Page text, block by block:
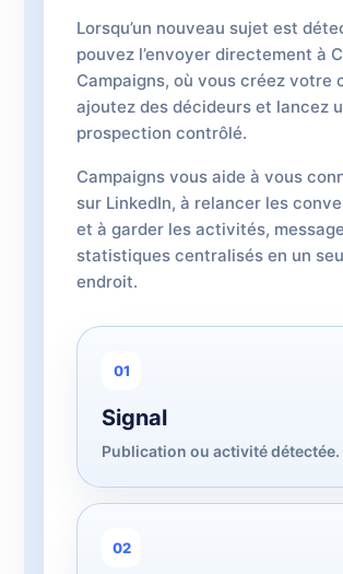
Lorsqu’un nouveau sujet est
pouvez l’envoyer directement à
Campaigns, où vous créez votre
ajoutez des décideurs et lancez
prospection contrôlé.
Campaigns vous aide à vous
sur LinkedIn, à relancer les
et à garder les activités,
statistiques centralisés en un
endroit.
01
Signal
Publication ou activité détectée.
02